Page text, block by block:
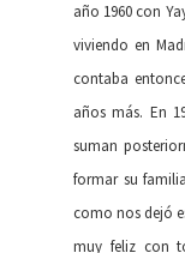
año 1960 con
viviendo en
contaba
años más. En
suman
formar su
como nos dejó
muy feliz con